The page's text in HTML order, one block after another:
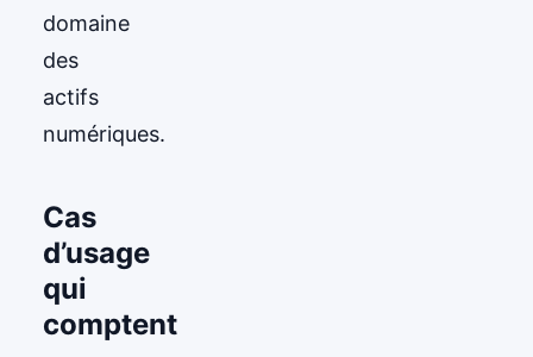
domaine
des
actifs
numériques.
Cas
d’usage
qui
comptent